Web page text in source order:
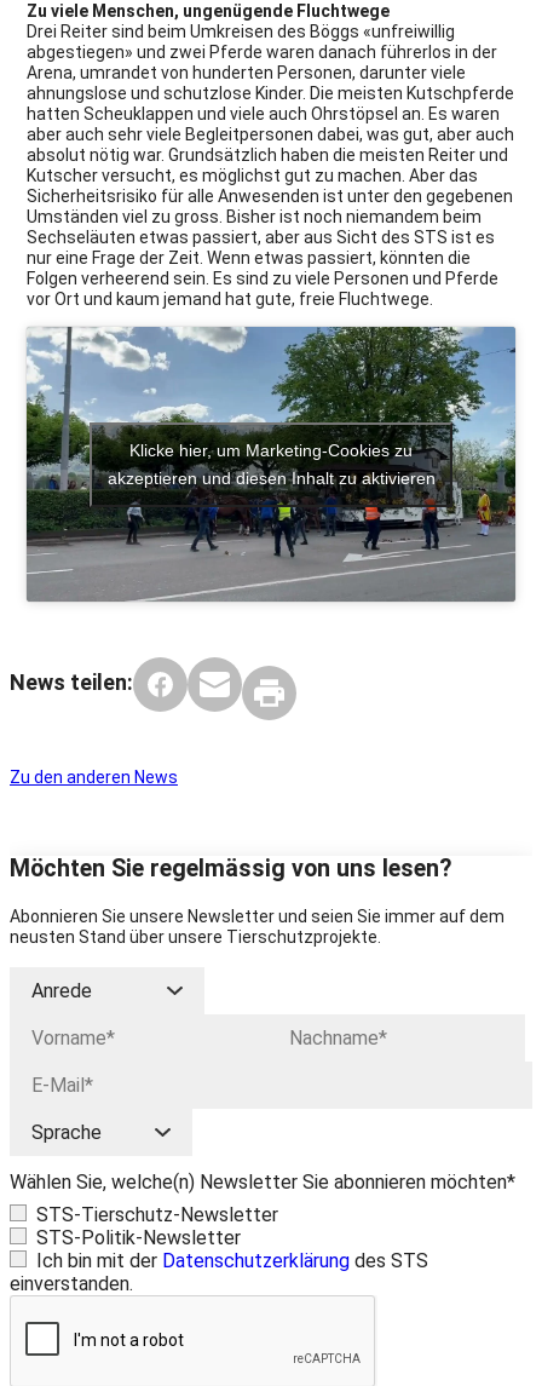
Zu viele Menschen, ungenügende Fluchtwege
Drei Reiter sind beim Umkreisen des Böggs «unfreiwillig
abgestiegen» und zwei Pferde waren danach führerlos in der
Arena, umrandet von hunderten Personen, darunter viele
ahnungslose und schutzlose Kinder. Die meisten Kutschpferde
hatten Scheuklappen und viele auch Ohrstöpsel an. Es waren
aber auch sehr viele Begleitpersonen dabei, was gut, aber auch
absolut nötig war. Grundsätzlich haben die meisten Reiter und
Kutscher versucht, es möglichst gut zu machen. Aber das
Sicherheitsrisiko für alle Anwesenden ist unter den gegebenen
Umständen viel zu gross. Bisher ist noch niemandem beim
Sechseläuten etwas passiert, aber aus Sicht des STS ist es
nur eine Frage der Zeit. Wenn etwas passiert, könnten die
Folgen verheerend sein. Es sind zu viele Personen und Pferde
vor Ort und kaum jemand hat gute, freie Fluchtwege.
Klicke hier, um Marketing-Cookies zu
akzeptieren und diesen Inhalt zu aktivieren
News teilen:
Zu den anderen News
Möchten Sie regelmässig von uns lesen?
Abonnieren Sie unsere Newsletter und seien Sie immer auf dem
neusten Stand über unsere Tierschutzprojekte.
Wählen Sie, welche(n) Newsletter Sie abonnieren möchten*
STS-Tierschutz-Newsletter
STS-Politik-Newsletter
Ich bin mit der Datenschutzerklärung des STS
einverstanden.